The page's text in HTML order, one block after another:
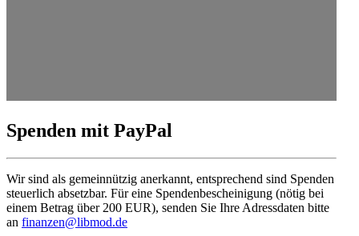
Spenden mit PayPal
Wir sind als gemein­nützig anerkannt, entspre­chend sind Spenden
steuerlich absetzbar. Für eine Spenden­be­schei­nigung (nötig bei
einem Betrag über 200 EUR), senden Sie Ihre Adress­daten bitte
an finanzen@libmod.de